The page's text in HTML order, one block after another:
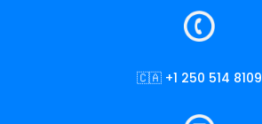
🇨🇦 +1 250 514 8109